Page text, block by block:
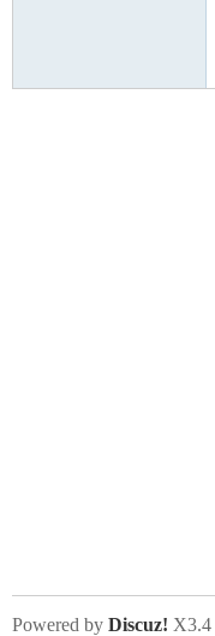
Powered by Discuz! X3.4